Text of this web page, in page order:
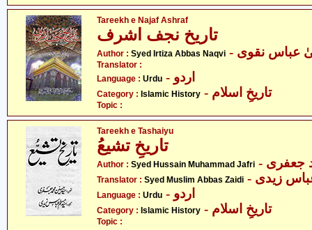
Tareekh e Najaf Ashraf
تاریخ نجف اشرف
Author : Syed Irtiza Abbas Naqvi عباس نقوی
Translator :
Language : Urdu - اردو
Category : Islamic History - تاریخِ اسلام
Topic :
Tareekh e Tashaiyu
تاریخِ تشیعُ
Author : Syed Hussain Muhammad Jafri جعفری
Translator : Syed Muslim Abbas Zaidi زیدی
Language : Urdu - اردو
Category : Islamic History - تاریخِ اسلام
Topic :